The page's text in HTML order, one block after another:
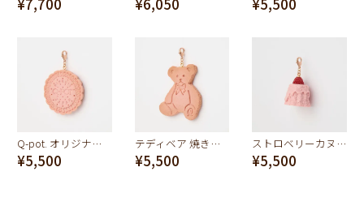
¥7,700 ¥6,050 ¥5,500
Q-pot. オリジナル焼きたてクッキー チャーム(ストロベリーミルク)
¥5,500
テディベア 焼きたてクッキー チャーム(ストロベリーミルク)
¥5,500
ストロベリーカヌレ チャーム
¥5,500